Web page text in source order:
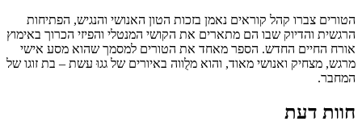
הטורים צברו קהל קוראים נאמן בזכות הטון האנושי והנגיש, הפתיחות
הרגשית והדיוק שבו הם מתארים את הקושי המנטלי והפיזי הכרוך באימוץ
אורח החיים החדש. הספר מאחד את הטורים למסמך שהוא מסע אישי
מרגש, מצחיק ואנושי מאוד, והוא מלֻווה באיורים של גגוּ עשת – בת זוגו של
המחבר.
חוות דעת